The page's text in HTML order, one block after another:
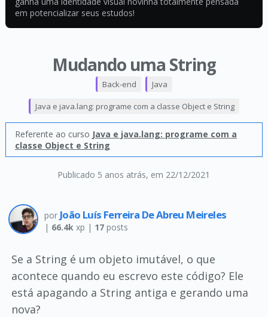
em potencializar seus estudos!
Mudando uma String
Publicado 5 anos atrás, em 22/12/2021
Back-end Java
Java e java.lang: programe com a classe Object e String
Referente ao curso Java e java.lang: programe com a
classe Object e String
por João Luís Ferreira De Abreu Meireles
| 66.4kxp | 17posts
Se a String é um objeto imutável, o que
acontece quando eu escrevo este código? Ele
está apagando a String antiga e gerando uma
nova?